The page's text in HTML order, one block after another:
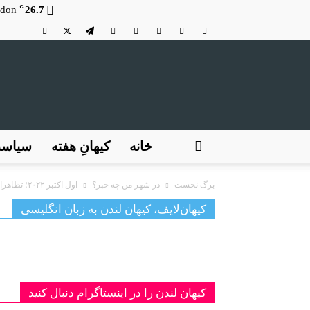
26.7
C
کیهانِ هفته خانه
برگ نخست در شهر من چه خبر؟ اول اکتبر ۲۰۲۲؛ تظاهرات علیه رژیم اسلامی در ایران و در همبستگی...
کیهان‌لایف، کیهان لندن به زبان انگلیسی
کیهان لندن را در اینستاگرام دنبال کنید